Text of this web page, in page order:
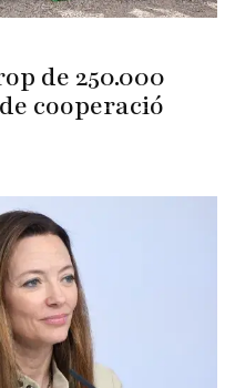
de 250.000
cooperació